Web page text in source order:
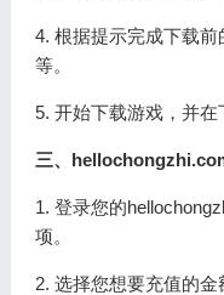
4. 根据提示完成下载
等。
5. 开始下载游戏，并在
三、
1. 登录您的
项。
2. 选择您想要充值的